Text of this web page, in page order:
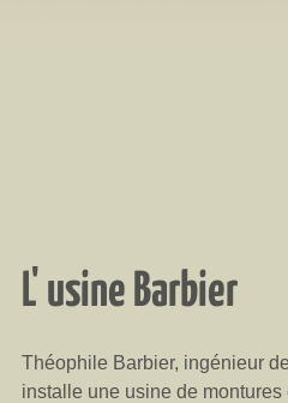
L' usine Barbier
Théophile Barbier, ingénieur
installe une usine de